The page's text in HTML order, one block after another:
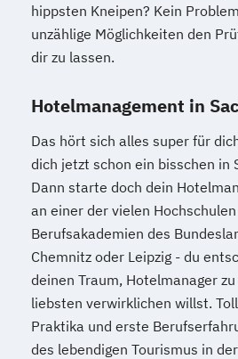
hippsten Kneipen? Kein
unzählige Möglichkeiten den
dir zu lassen.
Hotelmanagement in
Das hört sich alles super für
dich jetzt schon ein bisschen in
Dann starte doch dein
an einer der vielen
Berufsakademien des
Chemnitz oder Leipzig - du
deinen Traum, Hotelmanager
liebsten verwirklichen willst.
Praktika und erste
des lebendigen Tourismus in